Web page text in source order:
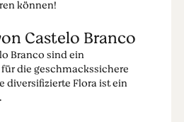
und Schulwerkstatt in einem,
Herstellungsprozess
können. Der richtige Ort,
zukunftsträchtige Tradition
können!
Castelo Branco
Branco sind ein
die geschmackssichere
diversifizierte Flora ist ein